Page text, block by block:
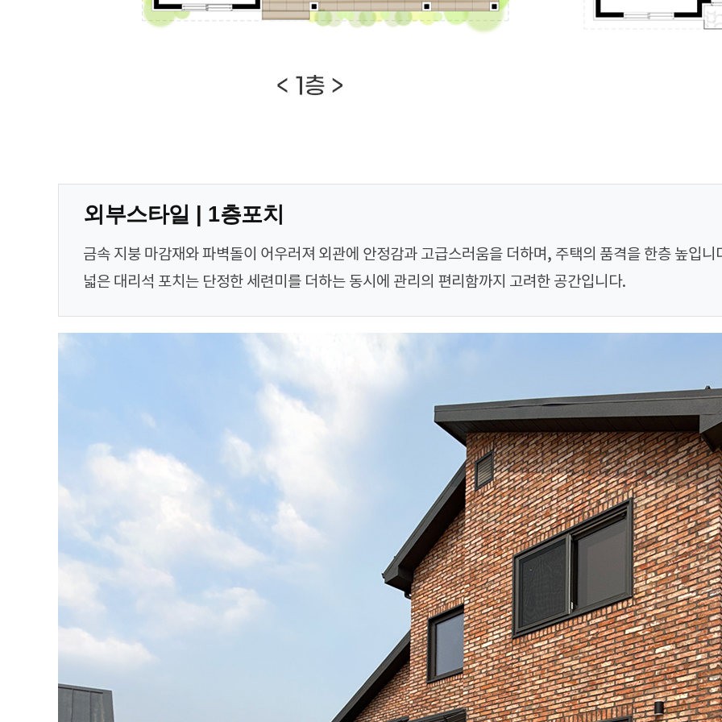
외부스타일 | 1층포치
금속 지붕 마감재와 파벽돌이 어우러져 외관에 안정감과 고급스러움을 더하며, 주택의 품격을 한층 높입니
넓은 대리석 포치는 단정한 세련미를 더하는 동시에 관리의 편리함까지 고려한 공간입니다.